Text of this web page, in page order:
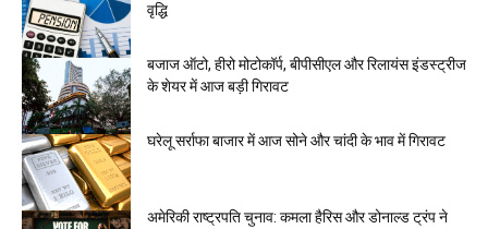
वृद्धि
बजाज ऑटो, हीरो मोटोकॉर्प, बीपीसीएल और रिलायंस इंडस्ट्रीज
के शेयर में आज बड़ी गिरावट
घरेलू सर्राफा बाजार में आज सोने और चांदी के भाव में गिरावट
अमेरिकी राष्ट्रपति चुनाव: कमला हैरिस और डोनाल्ड ट्रंप ने